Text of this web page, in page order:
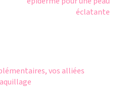
éclatante
vos alliées